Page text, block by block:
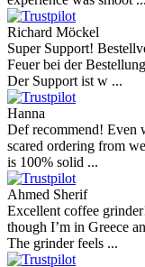
Richard Möckel
Super Support!
Feuer bei der
Der Support ist w ...
Hanna
Def recommend! Even
scared ordering from
is 100% solid ...
Ahmed Sherif
Excellent coffee
though I’m in Greece
The grinder feels ...